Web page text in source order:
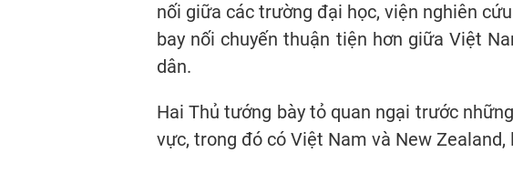
nối giữa các trường đại học, viện nghiên
bay nối chuyến thuận tiện hơn giữa Việt
dân.
Hai Thủ tướng bày tỏ quan ngại trước
vực, trong đó có Việt Nam và New